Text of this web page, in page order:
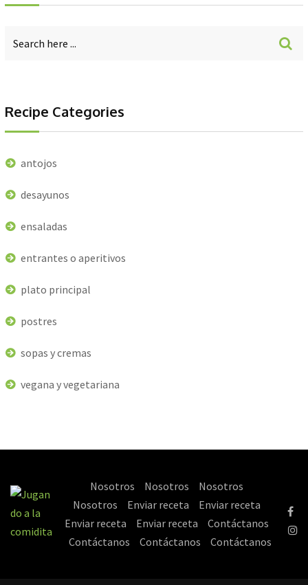
Recipe Categories
antojos
desayunos
ensaladas
entrantes o aperitivos
plato principal
postres
sopas y cremas
vegana y vegetariana
Nosotros Nosotros
Nosotros
Nosotros
Enviar receta
Enviar receta
Enviar receta
Enviar receta
Contáctanos
Contáctanos
Contáctanos Contáctanos